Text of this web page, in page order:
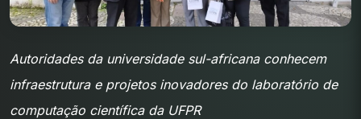
Autoridades da universidade sul-africana conhecem
infraestrutura e projetos inovadores do laboratório de
computação científica da UFPR